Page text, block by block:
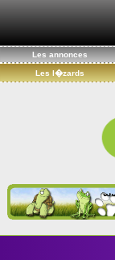
Les annonces
Les l�zards